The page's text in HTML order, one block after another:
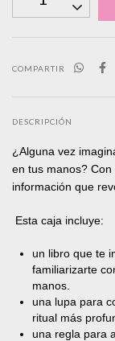
COMPARTIR
DESCRIPCIÓN
¿Alguna vez
en tus manos?
información que
Esta caja incluye:
un libro que te
familiarizarte
manos.
una lupa para
ritual más
una regla para